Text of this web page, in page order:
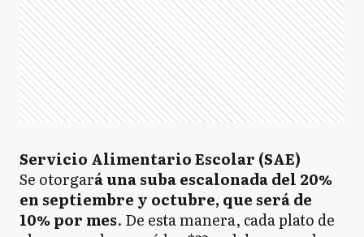
Servicio Alimentario Escolar (SAE)
Se otorgará una suba escalonada del 20%
en septiembre y octubre, que será de
10% por mes. De esta manera, cada plato de